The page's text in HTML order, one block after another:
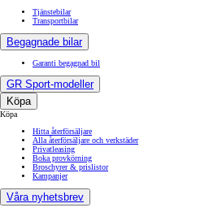
Tjänstebilar
Transportbilar
Begagnade bilar
Garanti begagnad bil
GR Sport-modeller
Köpa
Köpa
Hitta återförsäljare
Alla återförsäljare och verkstäder
Privatleasing
Boka provkörning
Broschyrer & prislistor
Kampanjer
Våra nyhetsbrev